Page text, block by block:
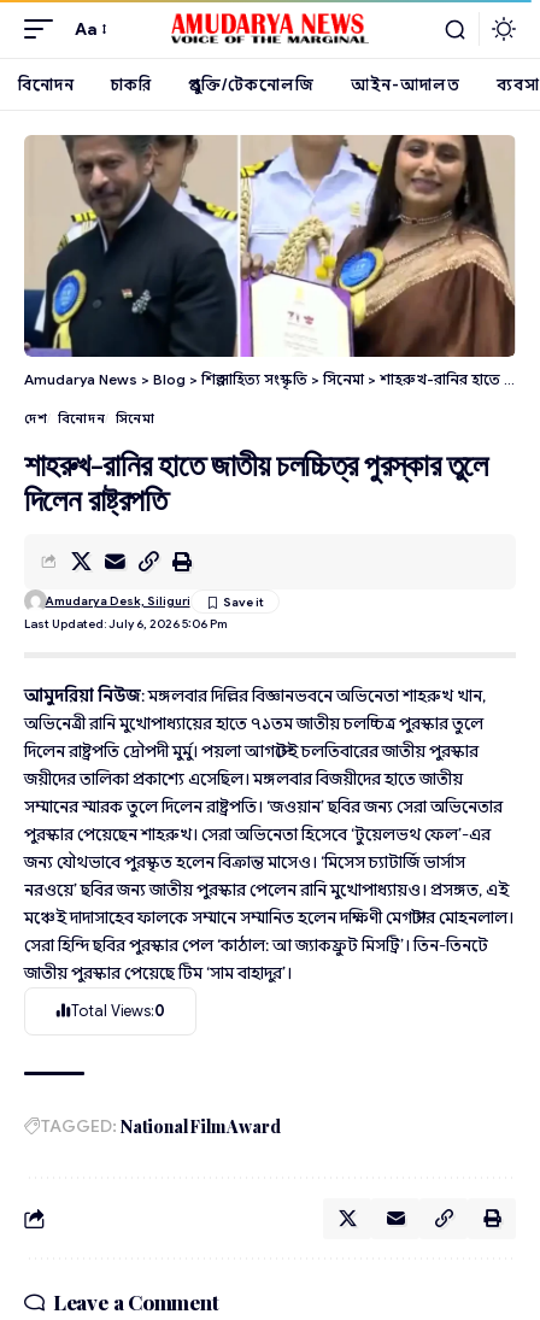
Aa
বিনোদন চাকরি প্রযুক্তি/টেকনোলজি আইন-আদালত ব্যবসা
Amudarya News > Blog >শিল্প সাহিত্য সংস্কৃতি >সিনেমা> শাহরুখ-রানির হাতে জাতীয় চলচ্চিত্র পুরস্কার তুলে দিলেন রাষ্ট্রপতি
দেশ বিনোদন সিনেমা
শাহরুখ-রানির হাতে জাতীয় চলচ্চিত্র পুরস্কার তুলে
দিলেন রাষ্ট্রপতি
Last Updated: July 6, 2026 5:06 Pm
Amudarya Desk, Siliguri
আমুদরিয়া নিউজ: মঙ্গলবার দিল্লির বিজ্ঞানভবনে অভিনেতা শাহরুখ খান,
অভিনেত্রী রানি মুখোপাধ্যায়ের হাতে ৭১তম জাতীয় চলচ্চিত্র পুরস্কার তুলে
দিলেন রাষ্ট্রপতি দ্রৌপদী মুর্মু। পয়লা আগস্টেই চলতিবারের জাতীয় পুরস্কার
জয়ীদের তালিকা প্রকাশ্যে এসেছিল। মঙ্গলবার বিজয়ীদের হাতে জাতীয়
সম্মানের স্মারক তুলে দিলেন রাষ্ট্রপতি। ‘জওয়ান’ ছবির জন্য সেরা অভিনেতার
পুরস্কার পেয়েছেন শাহরুখ। সেরা অভিনেতা হিসেবে ‘টুয়েলভথ ফেল’-এর
জন্য যৌথভাবে পুরস্কৃত হলেন বিক্রান্ত মাসেও। ‘মিসেস চ্যাটার্জি ভার্সাস
নরওয়ে’ ছবির জন্য জাতীয় পুরস্কার পেলেন রানি মুখোপাধ্যায়ও। প্রসঙ্গত, এই
মঞ্চেই দাদাসাহেব ফালকে সম্মানে সম্মানিত হলেন দক্ষিণী মেগাস্টার মোহনলাল।
সেরা হিন্দি ছবির পুরস্কার পেল ‘কাঠাল: আ জ্যাকফ্রুট মিসট্রি’। তিন-তিনটে
জাতীয় পুরস্কার পেয়েছে টিম ‘সাম বাহাদুর’।
Total Views:0
TAGGED: National Film Award
Leave a Comment